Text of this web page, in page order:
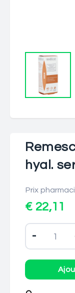
hyal.
Prix
€ 22,11
-